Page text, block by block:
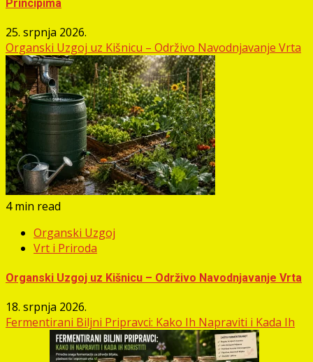
Principima
25. srpnja 2026.
Organski Uzgoj uz Kišnicu – Održivo Navodnjavanje Vrta
4 min read
Organski Uzgoj
Vrt i Priroda
Organski Uzgoj uz Kišnicu – Održivo Navodnjavanje Vrta
18. srpnja 2026.
Fermentirani Biljni Pripravci: Kako Ih Napraviti i Kada Ih